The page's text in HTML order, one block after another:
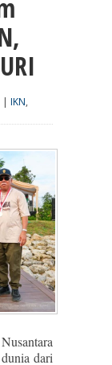
| IKN,
dari